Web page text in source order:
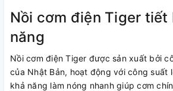
Nồi cơm điện Tiger tiết
năng
Nồi cơm điện Tiger được sản xuất bởi
của Nhật Bản, hoạt động với công suất
khả năng làm nóng nhanh giúp cơm